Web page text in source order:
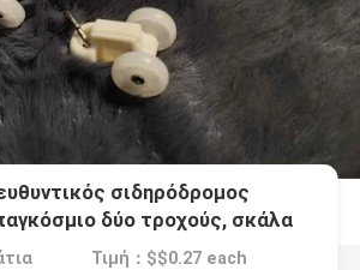
σιδηρόδρομος
δύο τροχούς, σκάλα
Τιμή：$$0.27 each